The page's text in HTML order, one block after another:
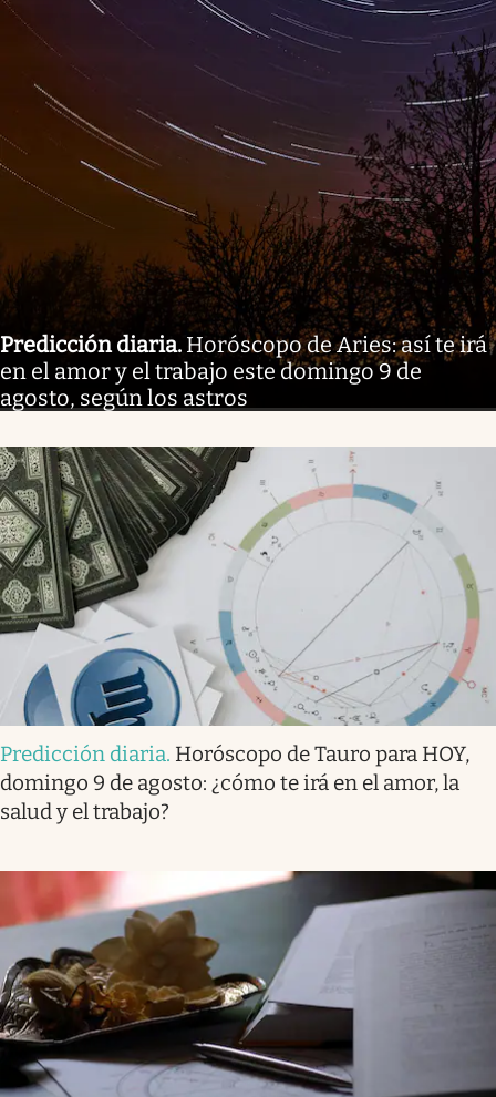
Predicción diaria. Horóscopo de Aries: así te irá
en el amor y el trabajo este domingo 9 de
agosto, según los astros
Predicción diaria. Horóscopo de Tauro para HOY,
domingo 9 de agosto: ¿cómo te irá en el amor, la
salud y el trabajo?